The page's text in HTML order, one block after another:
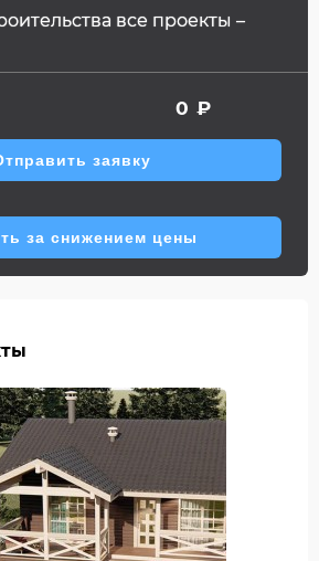
все проекты –
0 ₽
заявку
за снижением цены